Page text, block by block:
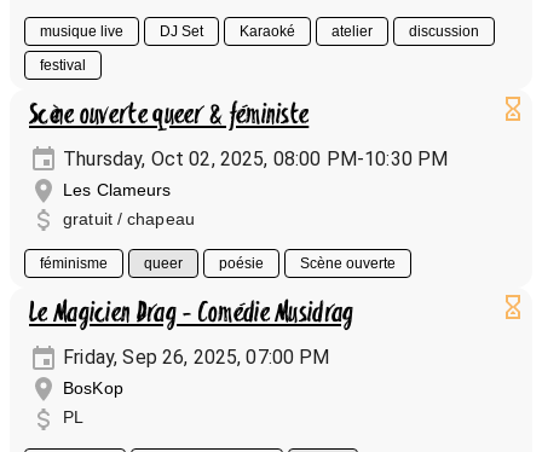
musique live DJ Set Karaoké atelier
discussion
festival
Scène ouverte queer & féministe
Thursday, Oct 02, 2025, 08:00 PM-10:30 PM
Les Clameurs
gratuit / chapeau
féminisme queer poésie Scène ouverte
Le Magicien Drag - Comédie Musidrag
Friday, Sep 26, 2025, 07:00 PM
BosKop
PL